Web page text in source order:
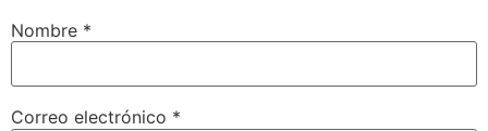
Nombre *
Correo electrónico *